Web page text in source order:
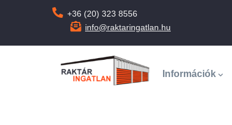
tartalomra
+36 (20) 323 8556
info@raktaringatlan.hu
navigation
Információk